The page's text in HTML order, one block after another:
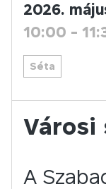
2026.
10:00 -
Séta
Városi
​​A